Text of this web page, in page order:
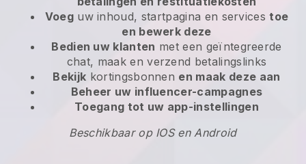
Voeguw inhoud, startpagina en servicestoe
en bewerk deze
Bedien uw klanten met een geïntegreerde
chat, maak en verzend betalingslinks
Bekijk kortingsbonnen en maak deze aan
Beheer uw influencer-campagnes
Toegang tot uw app-instellingen
Beschikbaar op IOS en Android